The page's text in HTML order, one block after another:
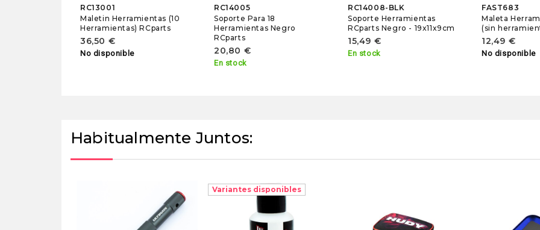
RC13001
Maletin Herramientas (10
Herramientas) RCparts
36,50 €
No disponible
RC14005
Soporte Para 18
Herramientas Negro
RCparts
20,80 €
En stock
RC14008-BLK
Soporte Herramientas
RCparts Negro - 19x11x9cm
15,49 €
En stock
FAST683
Maleta
(sin
12,49 €
No disponible
Habitualmente Juntos:
Variantes disponibles